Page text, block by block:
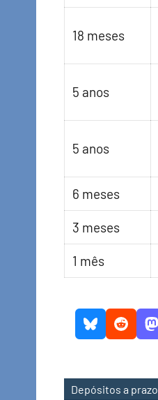
18 meses
5 anos
5 anos
6 meses
3 meses
1 mês
Depósitos a prazo